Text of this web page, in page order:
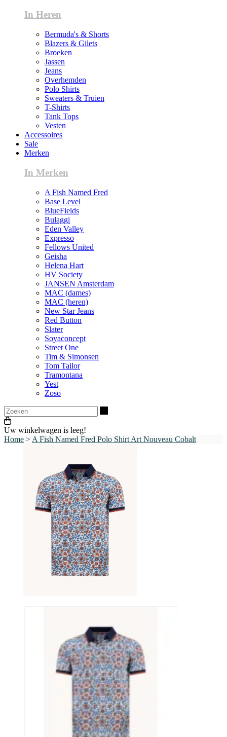
In Heren
Bermuda's & Shorts
Blazers & Gilets
Broeken
Jassen
Jeans
Overhemden
Polo Shirts
Sweaters & Truien
T-Shirts
Tank Tops
Vesten
Accessoires
Sale
Merken
In Merken
A Fish Named Fred
Base Level
BlueFields
Bulaggi
Eden Valley
Expresso
Fellows United
Geisha
Helena Hart
HV Society
JANSEN Amsterdam
MAC (dames)
MAC (heren)
New Star Jeans
Red Button
Slater
Soyaconcept
Street One
Tim & Simonsen
Tom Tailor
Tramontana
Yest
Zoso
Uw winkelwagen is leeg!
Home > A Fish Named Fred Polo Shirt Art Nouveau Cobalt